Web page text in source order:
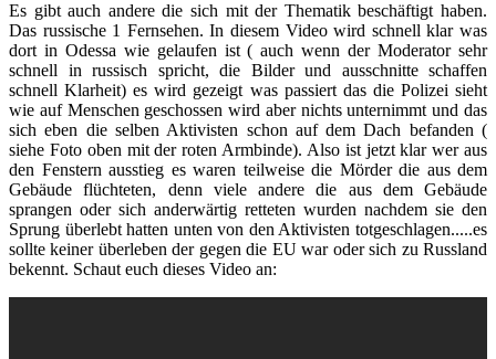
Es gibt auch andere die sich mit der Thematik beschäftigt haben.
Das russische 1 Fernsehen. In diesem Video wird schnell klar was
dort in Odessa wie gelaufen ist ( auch wenn der Moderator sehr
schnell in russisch spricht, die Bilder und ausschnitte schaffen
schnell Klarheit) es wird gezeigt was passiert das die Polizei sieht
wie auf Menschen geschossen wird aber nichts unternimmt und das
sich eben die selben Aktivisten schon auf dem Dach befanden (
siehe Foto oben mit der roten Armbinde). Also ist jetzt klar wer aus
den Fenstern ausstieg es waren teilweise die Mörder die aus dem
Gebäude flüchteten, denn viele andere die aus dem Gebäude
sprangen oder sich anderwärtig retteten wurden nachdem sie den
Sprung überlebt hatten unten von den Aktivisten totgeschlagen.....es
sollte keiner überleben der gegen die EU war oder sich zu Russland
bekennt. Schaut euch dieses Video an: